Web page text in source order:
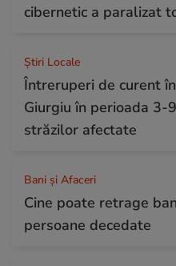
cibernetic a paralizat
Știri Locale
Întreruperi de curent
Giurgiu în perioada 3-
străzilor afectate
Bani și Afaceri
Cine poate retrage
persoane decedate